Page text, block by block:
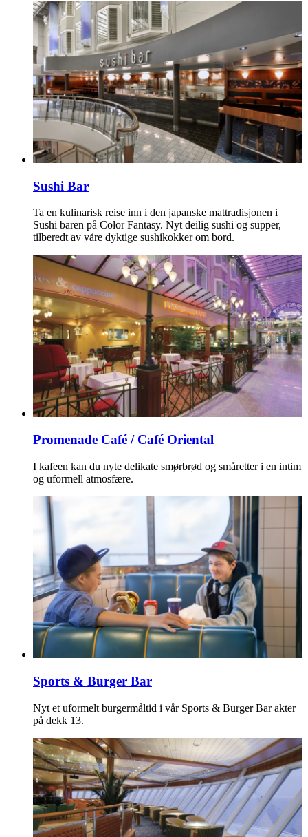
Sushi Bar
Ta en kulinarisk reise inn i den japanske mattradisjonen i
Sushi baren på Color Fantasy. Nyt deilig sushi og supper,
tilberedt av våre dyktige sushikokker om bord.
Promenade Café / Café Oriental
I kafeen kan du nyte delikate smørbrød og småretter i en intim
og uformell atmosfære.
Sports & Burger Bar
Nyt et uformelt burgermåltid i vår Sports & Burger Bar akter
på dekk 13.